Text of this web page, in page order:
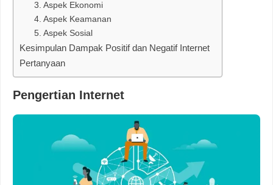
3. Aspek Ekonomi
4. Aspek Keamanan
5. Aspek Sosial
Kesimpulan Dampak Positif dan Negatif Internet
Pertanyaan
Pengertian Internet